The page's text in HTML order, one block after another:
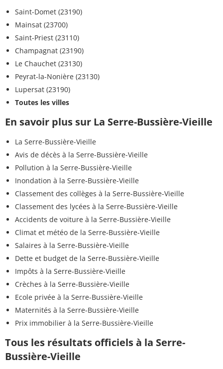
Saint-Domet (23190)
Mainsat (23700)
Saint-Priest (23110)
Champagnat (23190)
Le Chauchet (23130)
Peyrat-la-Nonière (23130)
Lupersat (23190)
Toutes les villes
En savoir plus sur La Serre-Bussière-Vieille
La Serre-Bussière-Vieille
Avis de décès à la Serre-Bussière-Vieille
Pollution à la Serre-Bussière-Vieille
Inondation à la Serre-Bussière-Vieille
Classement des collèges à la Serre-Bussière-Vieille
Classement des lycées à la Serre-Bussière-Vieille
Accidents de voiture à la Serre-Bussière-Vieille
Climat et météo de la Serre-Bussière-Vieille
Salaires à la Serre-Bussière-Vieille
Dette et budget de la Serre-Bussière-Vieille
Impôts à la Serre-Bussière-Vieille
Crèches à la Serre-Bussière-Vieille
Ecole privée à la Serre-Bussière-Vieille
Maternités à la Serre-Bussière-Vieille
Prix immobilier à la Serre-Bussière-Vieille
Tous les résultats officiels à la Serre-
Bussière-Vieille